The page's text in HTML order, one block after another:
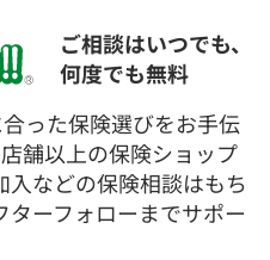
ご相談はいつでも、
何度でも無料
った保険選びをお手伝
舗以上の保険ショップ
などの保険相談はもち
ーフォローまでサポー